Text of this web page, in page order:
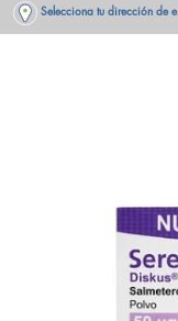
Selecciona tu dirección de entrega